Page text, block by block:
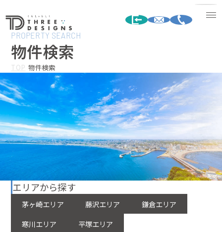
PROPERTY SEARCH
物件検索
TOP 物件検索
エリアから探す
茅ヶ崎エリア 藤沢エリア
鎌倉エリア
寒川エリア
平塚エリア